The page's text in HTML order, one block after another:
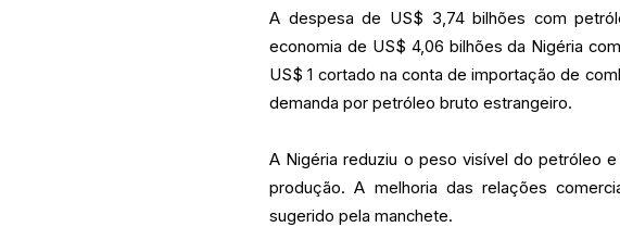
A despesa de US$ 3,74 bilhões com
economia de US$ 4,06 bilhões da Nigéria
US$ 1 cortado na conta de importação de
demanda por petróleo bruto estrangeiro.
A Nigéria reduziu o peso visível do petróleo
produção. A melhoria das relações
sugerido pela manchete.